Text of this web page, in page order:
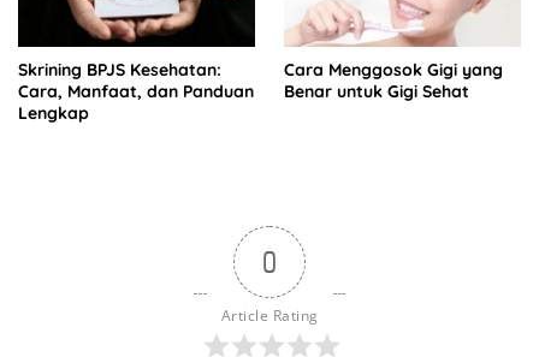
Skrining BPJS Kesehatan:
Cara, Manfaat, dan Panduan
Lengkap
Cara Menggosok Gigi yang
Benar untuk Gigi Sehat
0
Article Rating